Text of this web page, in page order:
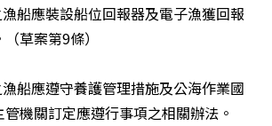
船應裝設船位回報器及電子漁獲回報
草案第9條）
船應遵守養護管理措施及公海作業國
機關訂定應遵行事項之相關辦法。